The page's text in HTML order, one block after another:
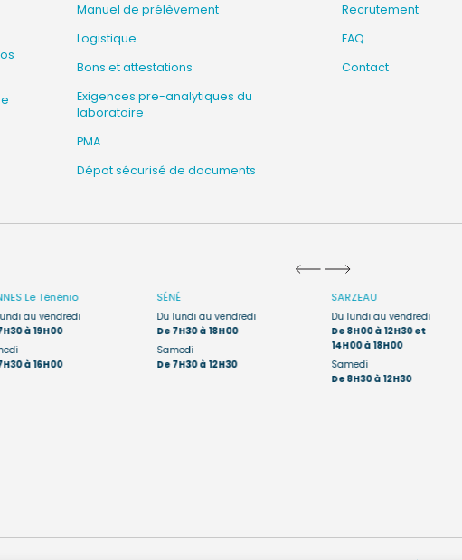
Manuel de prélèvement
Logistique
Bons et attestations
Exigences pre-analytiques du
laboratoire
PMA
Dépot sécurisé de documents
Recrutement
FAQ
Contact
Le Ténénio
au vendredi
à 19H00
à 16H00
SÉNÉ
Du lundi au vendredi
De 7H30 à 18H00
Samedi
De 7H30 à 12H30
SARZEAU
Du lundi au vendredi
De 8H00 à 12H30 et
14H00 à 18H00
Samedi
De 8H30 à 12H30